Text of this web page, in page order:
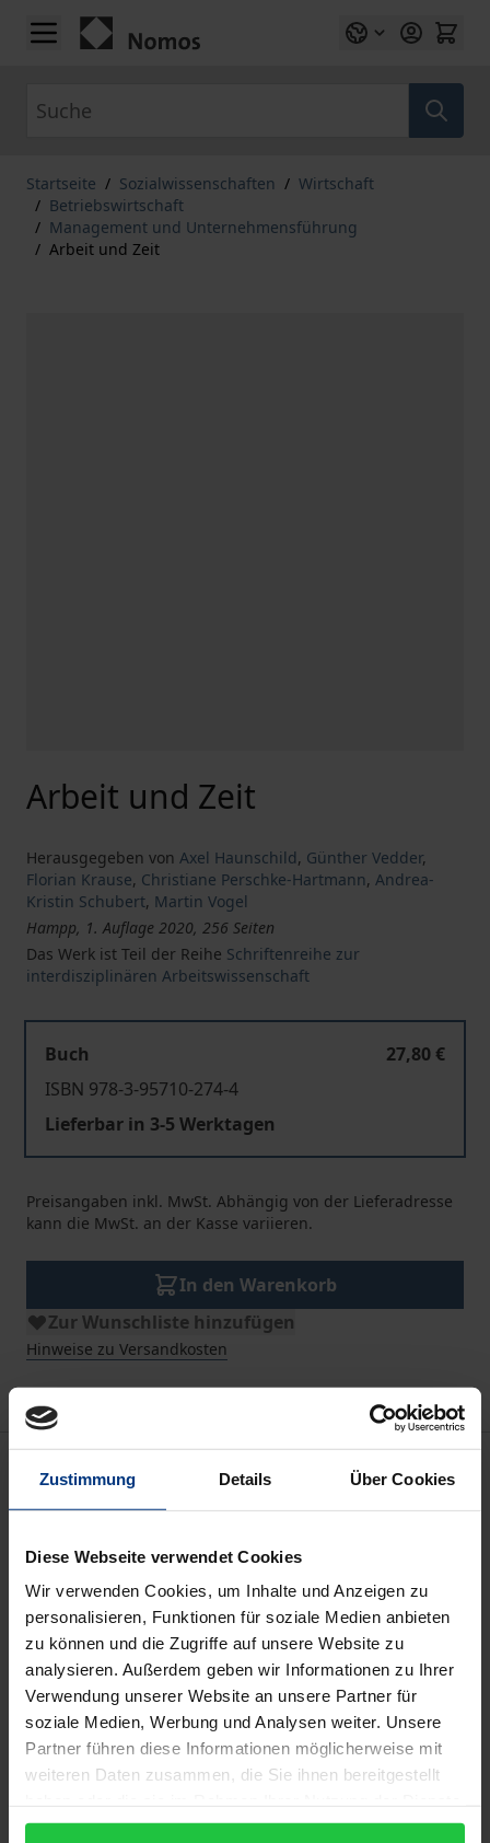
Zustimmung Details Über Cookies
Diese Webseite verwendet Cookies
Wir verwenden Cookies, um Inhalte und Anzeigen zu
personalisieren, Funktionen für soziale Medien anbieten
zu können und die Zugriffe auf unsere Website zu
analysieren. Außerdem geben wir Informationen zu Ihrer
Verwendung unserer Website an unsere Partner für
soziale Medien, Werbung und Analysen weiter. Unsere
Partner führen diese Informationen möglicherweise mit
weiteren Daten zusammen, die Sie ihnen bereitgestellt
gesammelt haben.
Zum Inhalt springen
Startseite / Sozialwissenschaften / Wirtschaft
/ Betriebswirtschaft
/ Management und Unternehmensführung
/ Arbeit und Zeit
Arbeit und Zeit
Herausgegeben von Axel Haunschild, Günther Vedder,
Florian Krause, Christiane Perschke-Hartmann, Andrea-
Kristin Schubert, Martin Vogel
Hampp, 1. Auflage 2020, 256 Seiten
Das Werk ist Teil der Reihe Schriftenreihe zur
interdisziplinären Arbeitswissenschaft
Buch
27,80 €
ISBN 978-3-95710-274-4
Lieferbar in 3-5 Werktagen
Preisangaben inkl. MwSt. Abhängig von der Lieferadresse
kann die MwSt. an der Kasse variieren.
In den Warenkorb
Zur Wunschliste hinzufügen
Hinweise zu Versandkosten
Gesellschaften und der Arbeit in Organisationen.
Viele berufliche und private Herausforderungen
hängen mit Zeitknappheit, dringenden Terminen,
Überstunden sowie Beschleunigung zusammen. Die
Menschen wünschen sich demgegenüber mehr
Eigenzeit, Flexibilität, Entschleunigung und
Auszeiten. Innerhalb der Arbeitswissenschaft wurde
dem Zusammenhang von Arbeit und Zeit schon